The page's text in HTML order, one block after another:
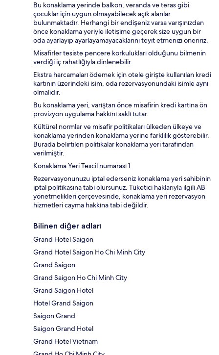
Bu konaklama yerinde balkon, veranda ve teras gibi
çocuklar için uygun olmayabilecek açık alanlar
bulunmaktadır. Herhangi bir endişeniz varsa varışınızdan
önce konaklama yeriyle iletişime geçerek size uygun bir
oda ayarlayıp ayarlayamayacaklarını teyit etmenizi öneririz.
Misafirler tesiste pencere korkulukları olduğunu bilmenin
verdiği iç rahatlığıyla dinlenebilir.
Ekstra harcamaları ödemek için otele girişte kullanılan kredi
kartının üzerindeki isim, oda rezervasyonundaki isimle aynı
olmalıdır.
Bu konaklama yeri, varıştan önce misafirin kredi kartına ön
provizyon uygulama hakkını saklı tutar.
Kültürel normlar ve misafir politikaları ülkeden ülkeye ve
konaklama yerinden konaklama yerine farklılık gösterebilir.
Burada belirtilen politikalar konaklama yeri tarafından
verilmiştir.
Konaklama Yeri Tescil numarası 1
Rezervasyonunuzu iptal ederseniz konaklama yeri sahibinin
iptal politikasına tabi olursunuz. Tüketici haklarıyla ilgili AB
yönetmelikleri çerçevesinde, konaklama yeri rezervasyon
hizmetleri cayma hakkına tabi değildir.
Bilinen diğer adları
Grand Hotel Saigon
Grand Hotel Saigon Ho Chi Minh City
Grand Saigon
Grand Saigon Ho Chi Minh City
Grand Saigon Hotel
Hotel Grand Saigon
Saigon Grand
Saigon Grand Hotel
Grand Hotel Vietnam